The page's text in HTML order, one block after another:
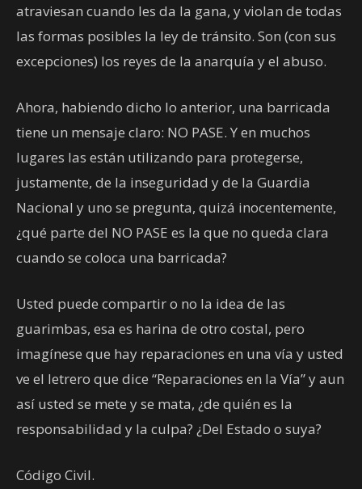
atraviesan cuando les da la gana, y violan de todas
las formas posibles la ley de tránsito. Son (con sus
excepciones) los reyes de la anarquía y el abuso.
Ahora, habiendo dicho lo anterior, una barricada
tiene un mensaje claro: NO PASE. Y en muchos
lugares las están utilizando para protegerse,
justamente, de la inseguridad y de la Guardia
Nacional y uno se pregunta, quizá inocentemente,
¿qué parte del NO PASE es la que no queda clara
cuando se coloca una barricada?
Usted puede compartir o no la idea de las
guarimbas, esa es harina de otro costal, pero
imagínese que hay reparaciones en una vía y usted
ve el letrero que dice “Reparaciones en la Vía” y aun
así usted se mete y se mata, ¿de quién es la
responsabilidad y la culpa? ¿Del Estado o suya?
Código Civil.